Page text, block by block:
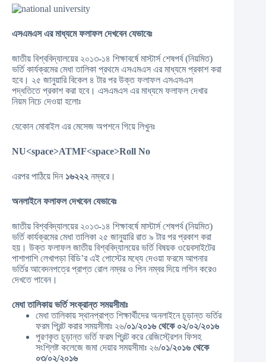
এসএমএস এর মাধ্যমে ফলাফল দেখবেন যেভাবেঃ
জাতীয় বিশ্ববিদ্যালয়ের ২০১৩-১৪ শিক্ষাবর্ষে মাস্টার্স শেষপর্ব (নিয়মিত)
ভর্তি কার্যক্রমের মেধা তালিকা প্রথমে এসএমএস এর মাধ্যমে প্রকাশ করা
হবে। ২৫ জানুয়ারি বিকেল ৪ টার পর উক্ত ফলাফল এসএসএস
পদ্ধতিতে প্রকাশ করা হবে। এসএমএস এর মাধ্যমে ফলাফল দেখার
নিয়ম নিচে দেওয়া হলোঃ
যেকোন মোবাইল এর মেসেজ অপশনে গিয়ে লিখুনঃ
NU<space>ATMF<space>Roll No
এরপর পাঠিয়ে দিন ১৬২২২ নম্বরে।
অনলাইনে ফলাফল দেখবেন যেভাবেঃ
জাতীয় বিশ্ববিদ্যালয়ের ২০১৩-১৪ শিক্ষাবর্ষে মাস্টার্স শেষপর্ব (নিয়মিত)
ভর্তি কার্যক্রমের মেধা তালিকা ২৫ জানুয়ারি রাত ৯ টার পর প্রকাশ করা
হয়। উক্ত ফলাফল জাতীয় বিশ্ববিদ্যালয়ের ভর্তি বিষয়ক ওয়েবসাইটের
পাশাপাশি লেখাপড়া বিডি’র এই পোস্টের মধ্যে দেওয়া ফরমে আপনার
ভর্তির আবেদনপত্রে প্রাপ্ত রোল নম্বর ও পিন নম্বর দিয়ে লগিন করেও
দেখতে পাবেন।
মেধা তালিকায় ভর্তি সংক্রান্ত সময়সীমাঃ
মেধা তালিকায় স্থানপ্রাপ্ত শিক্ষার্থীদের অনলাইনে চূড়ান্ত ভর্তির
ফরম প্রিন্ট করার সময়সীমাঃ ২৬/০১/২০১৬ থেকে ০২/০২/২০১৬
পূরণকৃত চূড়ান্ত ভর্তি ফরম প্রিন্ট করে রেজিস্ট্রেশন ফিসহ
সংশ্লিষ্ট কলেজে জমা দেয়ার সময়সীমাঃ ২৬/০১/২০১৬ থেকে
০৩/০২/২০১৬